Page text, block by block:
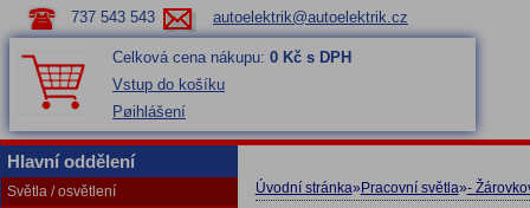
737 543 543 autoelektrik@autoelektrik.cz
Celková cena nákupu: 0 Kč s DPH
Vstup do košíku
Pøihlášení
Hlavní oddělení
Světla / osvětlení
Úvodní stránka» Pracovní světla»-